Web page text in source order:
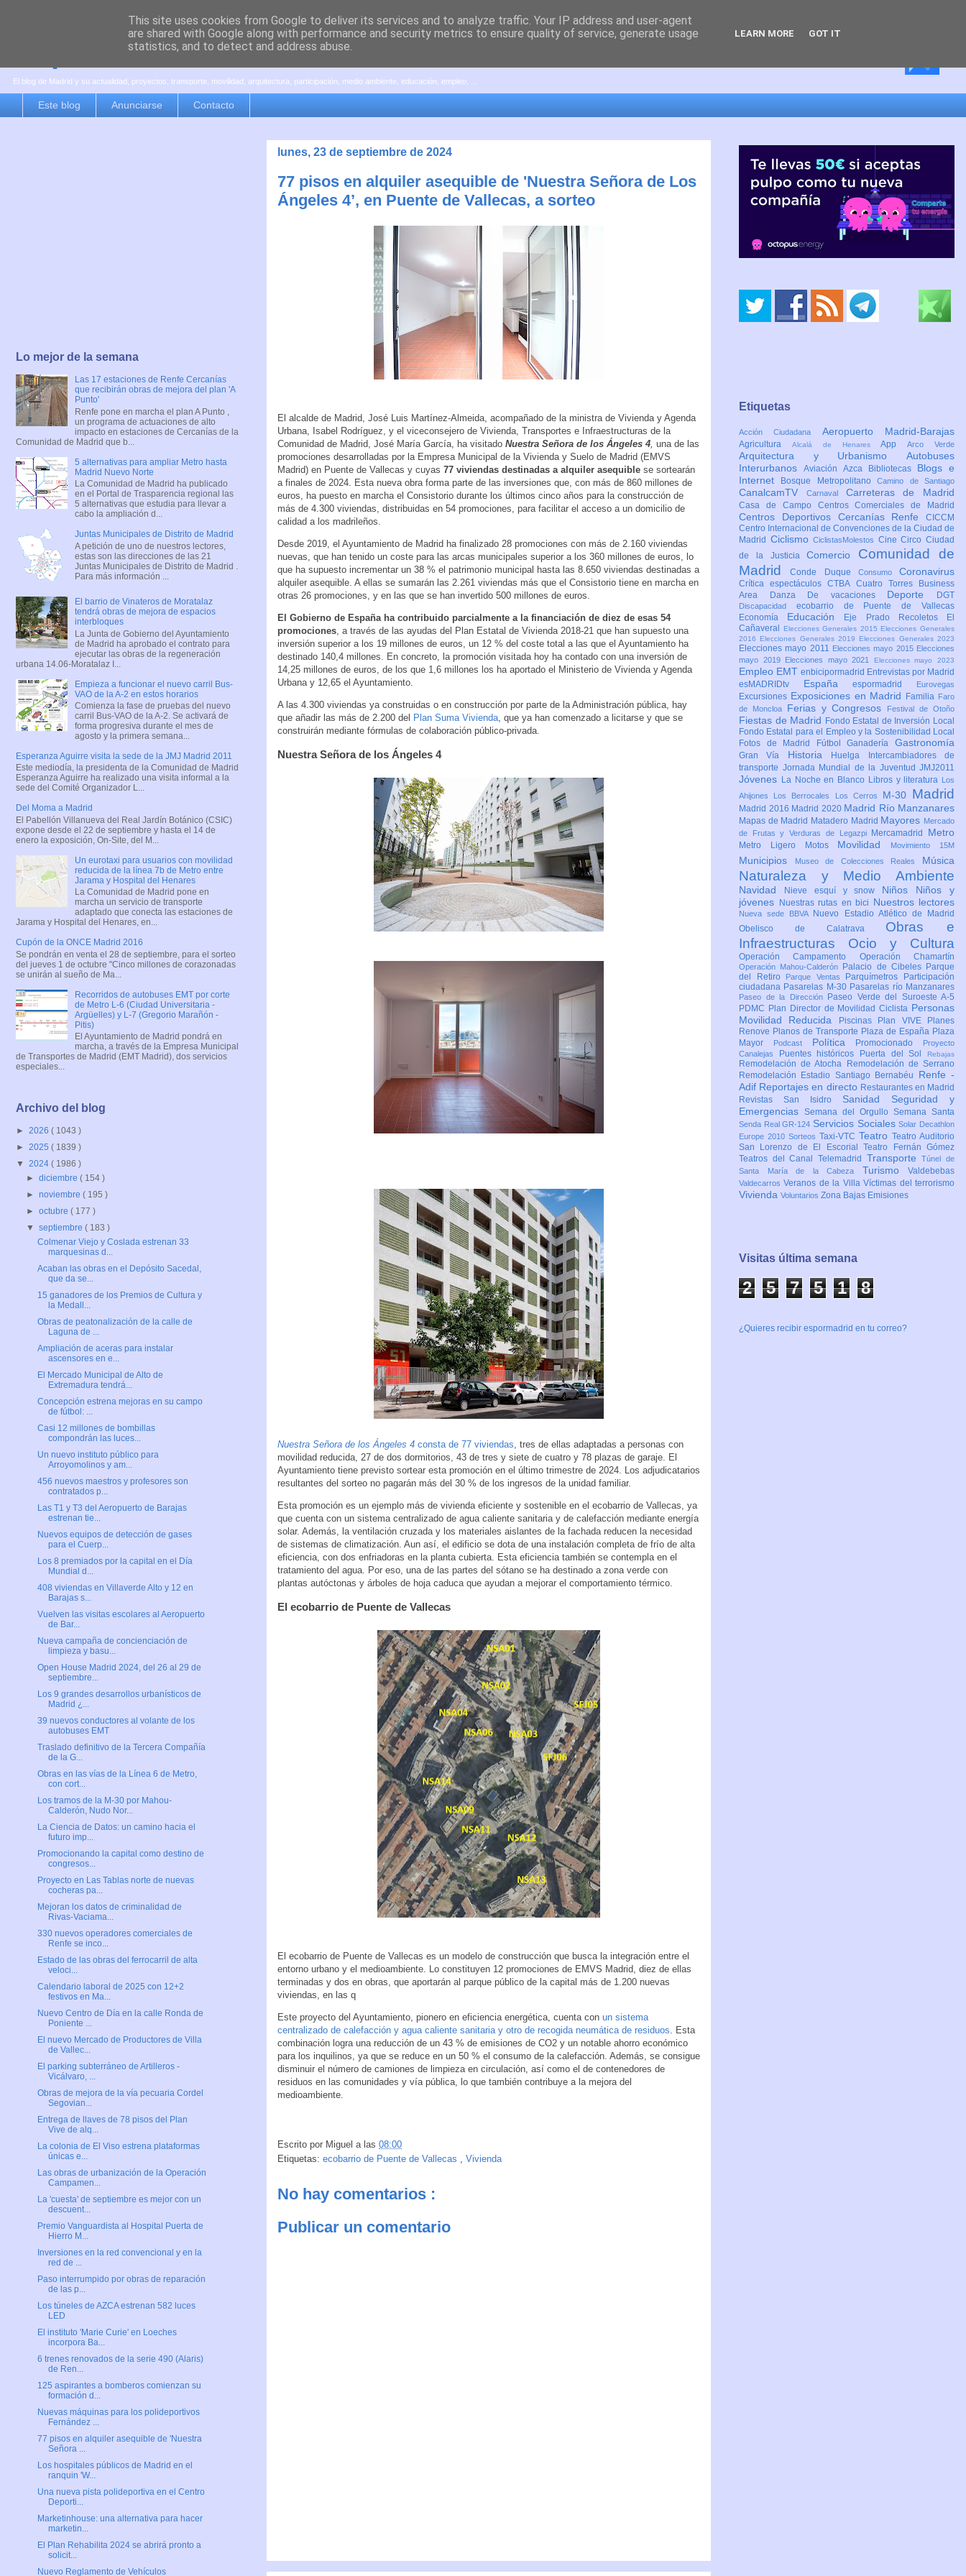
es por madrid
El blog de Madrid y su actualidad, proyectos, transporte, movilidad, arquitectura, participación, medio ambiente, educación, empleo, ...
Este blog Anunciarse Contacto
lunes, 23 de septiembre de 2024
77 pisos en alquiler asequible de 'Nuestra Señora de Los
Ángeles 4’, en Puente de Vallecas, a sorteo
El alcalde de Madrid, José Luis Martínez-Almeida, acompañado de la ministra de Vivienda y Agenda
Urbana, Isabel Rodríguez, y el viceconsejero de Vivienda, Transportes e Infraestructuras de la
Comunidad de Madrid, José María García, ha visitado Nuestra Señora de los Ángeles 4 una de las
promociones desarrolladas por la Empresa Municipal de la Vivienda y Suelo de Madrid (EMVS
Madrid) en Puente de Vallecas y cuyas 77 viviendas destinadas a alquiler asequible se sortearán
a finales de 2024. Esta nueva obra forma parte de las inversiones que, con más de 860 millones de
euros, ha puesto en marcha el Consistorio durante los últimos cinco años para la construcción de
más de 4.300 viviendas, distribuidas en 54 promociones, para facilitar el acceso a un domicilio de
calidad a los madrileños.
Desde 2019, el Ayuntamiento de Madrid ha finalizado 28 promociones con más de 2.160 viviendas
nuevas, que han tenido un coste para las arcas municipales superior a los 360 millones de euros, lo
que ha supuesto incrementar un 38 % el patrimonio municipal hasta las 8.650 viviendas destinadas a
alquiler asequible. A ellas se sumarán las 2.261 viviendas más que el Consistorio tiene en marcha en
otras 26 promociones, y en las que se han invertido 500 millones de euros.
El Gobierno de España ha contribuido parcialmente a la financiación de diez de esas 54
promociones , a través de las ayudas del Plan Estatal de Vivienda 2018-21 que han supuesto una
inversión superior a los 19 millones de euros, un 12 % del coste total a las que el Ayuntamiento ha
destinado 140,4 millones. En concreto, la promoción visitada hoy ha contado con una inversión de
14,25 millones de euros, de los que 1,6 millones los ha aportado el Ministerio de Vivienda y Agenda
Urbana y 12,65 el Ayuntamiento.
A las 4.300 viviendas ya construidas o en construcción por parte de la Administración pública, hay
que añadir las más de 2.200 del Plan Suma Vivienda , que ya han comenzado a licitarse y que se
construirán mediante fórmulas de colaboración público-privada.
Nuestra Señora de los Ángeles 4
Nuestra Señora de los Ángeles 4 consta de 77 viviendas , tres de ellas adaptadas a personas con
movilidad reducida, 27 de dos dormitorios, 43 de tres y siete de cuatro y 78 plazas de garaje. El
Ayuntamiento tiene previsto sortear esta promoción en el último trimestre de 2024. Los adjudicatarios
resultantes del sorteo no pagarán más del 30 % de los ingresos de la unidad familiar.
Esta promoción es un ejemplo más de vivienda eficiente y sostenible en el ecobarrio de Vallecas, ya
que cuenta con un sistema centralizado de agua caliente sanitaria y de calefacción mediante energía
solar. Además, la ventilación cruzada y los materiales aislantes de la fachada reducen la necesidad
de sistemas de climatización. Aun así, el edificio se dota de una instalación completa de frío de alta
eficiencia, con dos enfriadoras en la planta cubierta. Esta eficiencia también se contempla en el
tratamiento del agua. Por eso, una de las partes del sótano se ha destinado a zona verde con
plantas autóctonas y árboles de hoja caduca que ayudan a mejorar el comportamiento térmico.
El ecobarrio de Puente de Vallecas
El ecobarrio de Puente de Vallecas es un modelo de construcción que busca la integración entre el
entorno urbano y el medioambiente. Lo constituyen 12 promociones de EMVS Madrid, diez de ellas
terminadas y dos en obras, que aportarán al parque público de la capital más de 1.200 nuevas
viviendas, en las q
Este proyecto del Ayuntamiento, pionero en eficiencia energética, cuenta con un sistema
centralizado de calefacción y agua caliente sanitaria y otro de recogida neumática de residuos . Esta
combinación logra una reducción de un 43 % de emisiones de CO2 y un notable ahorro económico
para los inquilinos, ya que se reduce en un 50 % el consumo de la calefacción. Además, se consigue
disminuir el número de camiones de limpieza en circulación, así como el de contenedores de
residuos en las comunidades y vía pública, lo que también contribuye a la mejora del
medioambiente.
Escrito por Miguel a las 08:00
Etiquetas: ecobarrio de Puente de Vallecas , Vivienda
No hay comentarios :
Publicar un comentario
Lo mejor de la semana
Las 17 estaciones de Renfe Cercanías
que recibirán obras de mejora del plan 'A
Punto'
Renfe pone en marcha el plan A Punto ,
un programa de actuaciones de alto
impacto en estaciones de Cercanías de la
Comunidad de Madrid que b...
5 alternativas para ampliar Metro hasta
Madrid Nuevo Norte
La Comunidad de Madrid ha publicado
en el Portal de Trasparencia regional las
5 alternativas que estudia para llevar a
cabo la ampliación d...
Juntas Municipales de Distrito de Madrid
A petición de uno de nuestros lectores,
estas son las direcciones de las 21
Juntas Municipales de Distrito de Madrid .
Para más información ...
El barrio de Vinateros de Moratalaz
tendrá obras de mejora de espacios
interbloques
La Junta de Gobierno del Ayuntamiento
de Madrid ha aprobado el contrato para
ejecutar las obras de la regeneración
urbana 14.06-Moratalaz I...
Empieza a funcionar el nuevo carril Bus-
VAO de la A-2 en estos horarios
Comienza la fase de pruebas del nuevo
carril Bus-VAO de la A-2. Se activará de
forma progresiva durante el mes de
agosto y la primera semana...
Esperanza Aguirre visita la sede de la JMJ Madrid 2011
Este mediodía, la presidenta de la Comunidad de Madrid
Esperanza Aguirre ha realizado una visita informal a la
sede del Comité Organizador L...
Del Moma a Madrid
El Pabellón Villanueva del Real Jardín Botánico (CSIC)
expone desde el 22 de septiembre y hasta el 14 de
enero la exposición, On-Site, del M...
Un eurotaxi para usuarios con movilidad
reducida de la línea 7b de Metro entre
Jarama y Hospital del Henares
La Comunidad de Madrid pone en
marcha un servicio de transporte
adaptado que conecta las estaciones de
Jarama y Hospital del Henares, en...
Cupón de la ONCE Madrid 2016
Se pondrán en venta el 28 de septiembre, para el sorteo
del jueves 1 de octubre "Cinco millones de corazonadas
se unirán al sueño de Ma...
Recorridos de autobuses EMT por corte
de Metro L-6 (Ciudad Universitaria -
Argüelles) y L-7 (Gregorio Marañón -
Pitis)
El Ayuntamiento de Madrid pondrá en
marcha, a través de la Empresa Municipal
de Transportes de Madrid (EMT Madrid), dos servicios
especiales...
Archivo del blog
► 2026 ( 1043 )
► 2025 ( 1839 )
▼ 2024 ( 1986 )
►diciembre( 154 )
►noviembre( 195 )
►octubre( 177 )
▼septiembre( 183 )
Colmenar Viejo y Coslada estrenan 33
marquesinas d...
Acaban las obras en el Depósito Sacedal,
que da se...
15 ganadores de los Premios de Cultura y
la Medall...
Obras de peatonalización de la calle de
Laguna de ...
Ampliación de aceras para instalar
ascensores en e...
El Mercado Municipal de Alto de
Extremadura tendrá...
Concepción estrena mejoras en su campo
de fútbol: ...
Casi 12 millones de bombillas
compondrán las luces...
Un nuevo instituto público para
Arroyomolinos y am...
456 nuevos maestros y profesores son
contratados p...
Las T1 y T3 del Aeropuerto de Barajas
estrenan tie...
Nuevos equipos de detección de gases
para el Cuerp...
Los 8 premiados por la capital en el Día
Mundial d...
408 viviendas en Villaverde Alto y 12 en
Barajas s...
Vuelven las visitas escolares al Aeropuerto
de Bar...
Nueva campaña de concienciación de
limpieza y basu...
Open House Madrid 2024, del 26 al 29 de
septiembre...
Los 9 grandes desarrollos urbanísticos de
Madrid ¿...
39 nuevos conductores al volante de los
autobuses EMT
Traslado definitivo de la Tercera Compañía
de la G...
Obras en las vías de la Línea 6 de Metro,
con cort...
Los tramos de la M-30 por Mahou-
Calderón, Nudo Nor...
La Ciencia de Datos: un camino hacia el
futuro imp...
Promocionando la capital como destino de
congresos...
Proyecto en Las Tablas norte de nuevas
cocheras pa...
Mejoran los datos de criminalidad de
Rivas-Vaciama...
330 nuevos operadores comerciales de
Renfe se inco...
Estado de las obras del ferrocarril de alta
veloci...
Calendario laboral de 2025 con 12+2
festivos en Ma...
Nuevo Centro de Día en la calle Ronda de
Poniente ...
El nuevo Mercado de Productores de Villa
de Vallec...
El parking subterráneo de Artilleros -
Vicálvaro, ...
Obras de mejora de la vía pecuaria Cordel
Segovian...
Entrega de llaves de 78 pisos del Plan
Vive de alq...
La colonia de El Viso estrena plataformas
únicas e...
Las obras de urbanización de la Operación
Campamen...
La 'cuesta' de septiembre es mejor con un
descuent...
Premio Vanguardista al Hospital Puerta de
Hierro M...
Inversiones en la red convencional y en la
red de ...
Paso interrumpido por obras de reparación
de las p...
Los túneles de AZCA estrenan 582 luces
LED
El instituto 'Marie Curie' en Loeches
incorpora Ba...
6 trenes renovados de la serie 490 (Alaris)
de Ren...
125 aspirantes a bomberos comienzan su
formación d...
Nuevas máquinas para los polideportivos
Fernández ...
77 pisos en alquiler asequible de 'Nuestra
Señora ...
Los hospitales públicos de Madrid en el
ranquin 'W...
Una nueva pista polideportiva en el Centro
Deporti...
Marketinhouse: una alternativa para hacer
marketin...
El Plan Rehabilita 2024 se abrirá pronto a
solicit...
Nuevo Reglamento de Vehículos
Etiquetas
Acción Ciudadana Aeropuerto Madrid-Barajas
Agricultura Alcalá de HenaresAppArco Verde
Arquitectura y Urbanismo Autobuses
Interurbanos Aviación Azca Bibliotecas Blogs e
Internet
Bosque MetropolitanoCamino de Santiago
CanalcamTV Carnaval Carreteras de Madrid
Casa de Campo Centros Comerciales de Madrid
Centros Deportivos Cercanías Renfe CICCM
Centro Internacional de Convenciones de la Ciudad de
Madrid CiclismoCiclistasMolestos CineCircoCiudad
de la JusticiaComercio Comunidad de
MadridConde Duque Consumo Coronavirus
Crítica espectáculosCTBA Cuatro Torres Business
Area
Danza De vacaciones Deporte DGT
Discapacidad ecobarrio de Puente de Vallecas
Economía Educación Eje Prado Recoletos
El
Cañaveral
Elecciones Generales 2015 Elecciones Generales
2016 Elecciones Generales 2019 Elecciones Generales 2023
Elecciones mayo 2011 Elecciones mayo 2015 Elecciones
mayo 2019
Elecciones mayo 2021 Elecciones mayo 2023
Empleo EMT enbicipormadrid Entrevistas por Madrid
esMADRIDtv Españaespormadrid Eurovegas
Excursiones Exposiciones en Madrid Familia Faro
de Moncloa
Ferias y Congresos Festival de Otoño
Fiestas de Madrid Fondo Estatal de Inversión Local
Fondo Estatal para el Empleo y la Sostenibilidad Local
Fotos de Madrid
FútbolGanaderíaGastronomía
Gran Vía Historia Huelga
Intercambiadores de
transporte Jornada Mundial de la Juventud JMJ2011
Jóvenes La Noche en Blanco Libros y literatura
Los
Ahijones
Los Berrocales Los Cerros M-30 Madrid
Madrid 2016 Madrid 2020 Madrid Río Manzanares
Mapas de Madrid Matadero Madrid Mayores Mercado
de Frutas y Verduras de Legazpi
Mercamadrid Metro
Metro Ligero Motos Movilidad Movimiento 15M
Municipios Museo de Colecciones Reales Música
Naturaleza y Medio Ambiente
Navidad Nieve esquí y snow Niños Niños y
jóvenes
Nuestras rutas en bici Nuestros lectores
Nueva sede BBVA
Nuevo Estadio Atlético de Madrid
Obelisco de Calatrava Obras e
Infraestructuras Ocio y Cultura
Operación Campamento Operación Chamartín
Operación Mahou-Calderón Palacio de Cibeles Parque
del Retiro
Parque Ventas Parquímetros
Participación
ciudadana Pasarelas M-30 Pasarelas río Manzanares
Paseo de la Dirección
Paseo Verde del Suroeste A-5
PDMC Plan Director de Movilidad Ciclista Personas
Movilidad Reducida
Piscinas Plan VIVE
Planes
Renove Planos de Transporte Plaza de España Plaza
Mayor
Podcast Política Promocionado
Proyecto
Canalejas
Puentes históricos Puerta del Sol Rebajas
Remodelación de Atocha
Remodelación de Serrano
Remodelación Estadio Santiago Bernabéu Renfe -
Adif Reportajes en directo Restaurantes en Madrid
Revistas San Isidro Sanidad Seguridad y
Emergencias Semana del Orgullo Semana Santa
Senda Real GR-124 Servicios SocialesSolar Decathlon
Europe 2010 Sorteos Taxi-VTC Teatro Teatro Auditorio
San Lorenzo de El EscorialTeatro Fernán Gómez
Teatros del Canal Telemadrid TransporteTúnel de
Santa María de la Cabeza Turismo Valdebebas
ValdecarrosVeranos de la VillaVíctimas del terrorismo
Vivienda Voluntarios Zona Bajas Emisiones
Visitas última semana
2 5 7 5 1 8
¿Quieres recibir espormadrid en tu correo?
This site uses cookies from Google to deliver its services and to analyze traffic. Your IP address and user-agent
are shared with Google along with performance and security metrics to ensure quality of service, generate usage
statistics, and to detect and address abuse.
LEARN MORE GOT IT